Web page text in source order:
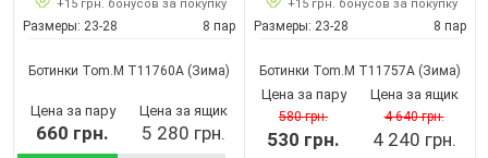
+15 грн. бонусов за покупку
Размеры: 23-28 8 пар
Ботинки Tom.M T11760A (Зима)
Цена за пару
660 грн.
Цена за ящик
5 280 грн.
+15 грн. бонусов за покупку
Размеры: 23-28 8 пар
Ботинки Tom.M T11757A (Зима)
Цена за пару
580 грн.
530 грн.
Цена за ящик
4 640 грн.
4 240 грн.